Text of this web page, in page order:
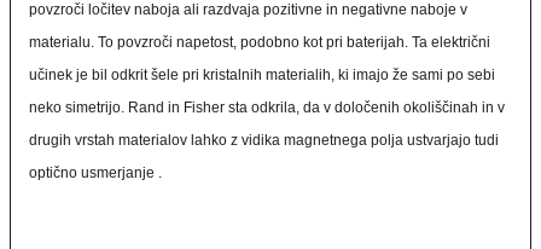
povzroči ločitev naboja ali razdvaja pozitivne in negativne naboje v
materialu. To povzroči napetost, podobno kot pri baterijah. Ta električni
učinek je bil odkrit šele pri kristalnih materialih, ki imajo že sami po sebi
neko simetrijo. Rand in Fisher sta odkrila, da v določenih okoliščinah in v
drugih vrstah materialov lahko z vidika magnetnega polja ustvarjajo tudi
optično usmerjanje .